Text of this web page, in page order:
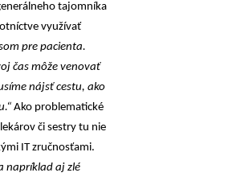
tajomníka
využívať
pre pacienta.
čas môže venovať
nájsť cestu, ako
Ako problematické
či sestry tu nie
IT zručnosťami.
napríklad aj zlé